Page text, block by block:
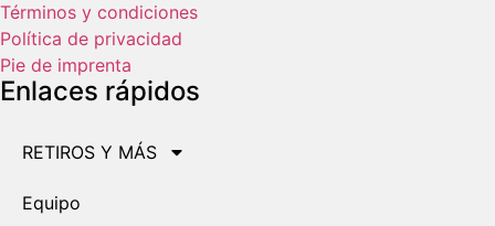
Términos y condiciones
Política de privacidad
Pie de imprenta
Enlaces rápidos
RETIROS Y MÁS
Equipo